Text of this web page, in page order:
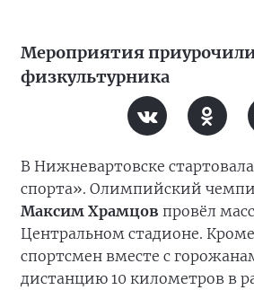
Мероприятия
физкультурника
В Нижневартовске
спорта». Олимпийский
Максим Храмцов провёл
Центральном стадионе.
спортсмен вместе с
дистанцию 10 километров в